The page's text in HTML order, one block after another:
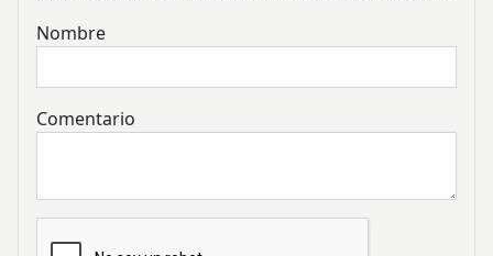
Nombre
Comentario